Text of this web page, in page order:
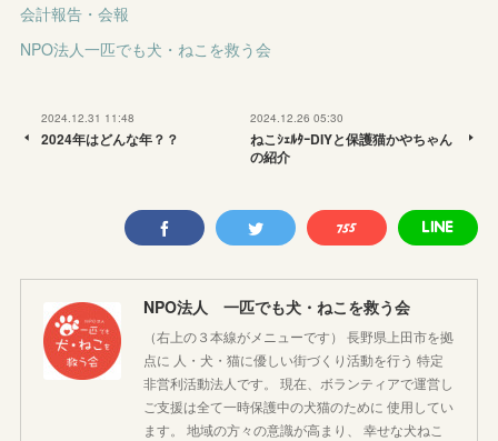
会計報告・会報
NPO法人一匹でも犬・ねこを救う会
2024.12.31 11:48
2024年はどんな年？？
2024.12.26 05:30
ねこｼｪﾙﾀｰDIYと保護猫かやちゃん
の紹介
NPO法人 一匹でも犬・ねこを救う会
（右上の３本線がメニューです） 長野県上田市を拠
点に 人・犬・猫に優しい街づくり活動を行う 特定
非営利活動法人です。 現在、ボランティアで運営し
ご支援は全て一時保護中の犬猫のために 使用してい
ます。 地域の方々の意識が高まり、 幸せな犬ねこ